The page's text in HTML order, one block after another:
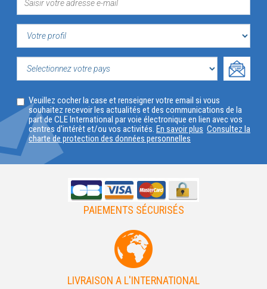
VOTRE
PROFIL
VOTRE
PAYS
Veuillez cocher la case et renseigner votre email si vous
souhaitez recevoir les actualités et des communications de la
part de CLE International par voie électronique en lien avec vos
centres d'intérêt et/ou vos activités. En savoir plus Consultez la
charte de protection des données personnelles
PAIEMENTS SÉCURISÉS
LIVRAISON A L'INTERNATIONAL